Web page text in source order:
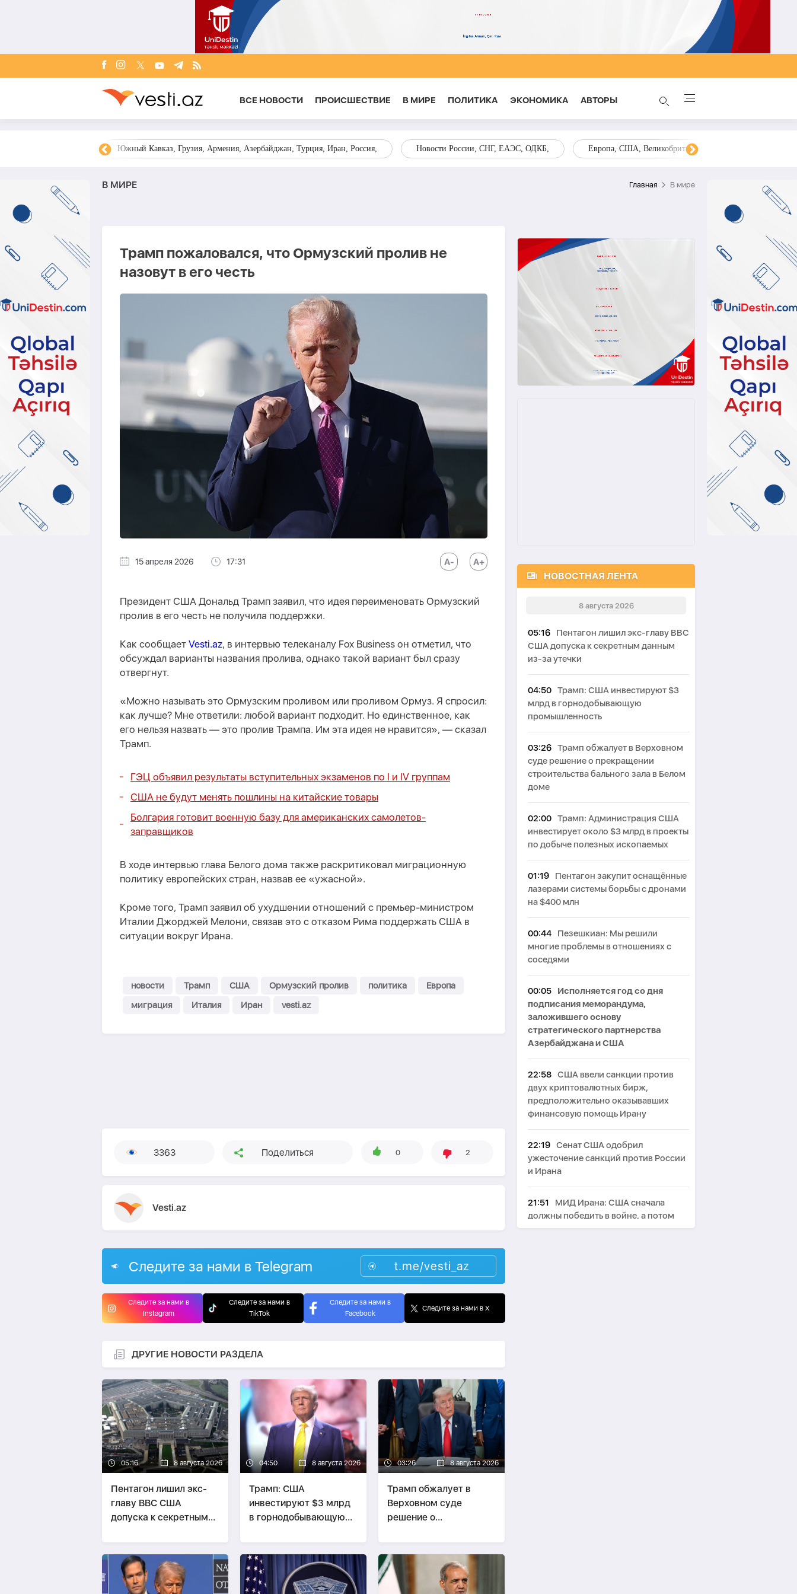
ВСЕ НОВОСТИ ПРОИСШЕСТВИЕ В МИРЕ ПОЛИТИКА ЭКОНОМИКА AВТОРЫ
Южный Кавказ, Грузия, Армения, Азербайджан, Турция, Иран, Россия, Новости России, СНГ, ЕАЭС, ОДКБ, Европа, США, Великобритания, Украина, Запад,
В МИРЕ Главная В мире
Трамп пожаловался, что Ормузский пролив не
назовут в его честь
15 апреля 2026 17:31
Президент США Дональд Трамп заявил, что идея переименовать Ормузский
пролив в его честь не получила поддержки.
Как сообщает Vesti.az, в интервью телеканалу Fox Business он отметил, что
обсуждал варианты названия пролива, однако такой вариант был сразу
отвергнут.
«Можно называть это Ормузским проливом или проливом Ормуз. Я спросил:
как лучше? Мне ответили: любой вариант подходит. Но единственное, как
его нельзя назвать — это пролив Трампа. Им эта идея не нравится», — сказал
Трамп.
ГЭЦ объявил результаты вступительных экзаменов по I и IV группам
США не будут менять пошлины на китайские товары
Болгария готовит военную базу для американских самолетов-
заправщиков
В ходе интервью глава Белого дома также раскритиковал миграционную
политику европейских стран, назвав ее «ужасной».
Кроме того, Трамп заявил об ухудшении отношений с премьер-министром
Италии Джорджей Мелони, связав это с отказом Рима поддержать США в
ситуации вокруг Ирана.
новости Трамп США Ормузский пролив политика
Европа
миграция
Италия Иран vesti.az
3363 Поделиться 0 2
Vesti.az
Следите за нами в Telegram t.me/vesti_az
Следите за нами в
Instagram
Следите за нами в
TikTok
Следите за нами в
Facebook
Следите за нами в X
ДРУГИЕ НОВОСТИ РАЗДЕЛА
05:16 8 августа 2026
Пентагон лишил экс-
главу ВВС США
допуска к секретным
04:50 8 августа 2026
Трамп: США
инвестируют $3 млрд
в горнодобывающую
03:26 8 августа 2026
Трамп обжалует в
Верховном суде
решение о
строительства
бального зала в Белом
доме
НОВОСТНАЯ ЛЕНТА
8 августа 2026
05:16
Пентагон лишил экс-главу ВВС
США допуска к секретным данным
из-за утечки
04:50 Трамп: США инвестируют $3
млрд в горнодобывающую
промышленность
03:26 Трамп обжалует в Верховном
суде решение о прекращении
строительства бального зала в Белом
доме
02:00 Трамп: Администрация США
инвестирует около $3 млрд в проекты
по добыче полезных ископаемых
01:19
Пентагон закупит оснащённые
лазерами системы борьбы с дронами
на $400 млн
00:44
Пезешкиан: Мы решили
многие проблемы в отношениях с
соседями
00:05
Исполняется год со дня
подписания меморандума,
заложившего основу
стратегического партнерства
Азербайджана и США
22:58 США ввели санкции против
двух криптовалютных бирж,
предположительно оказывавших
финансовую помощь Ирану
22:19 Сенат США одобрил
ужесточение санкций против России
и Ирана
21:51
МИД Ирана: США сначала
должны победить в войне, а потом
говорить о «трофеях» Ирана